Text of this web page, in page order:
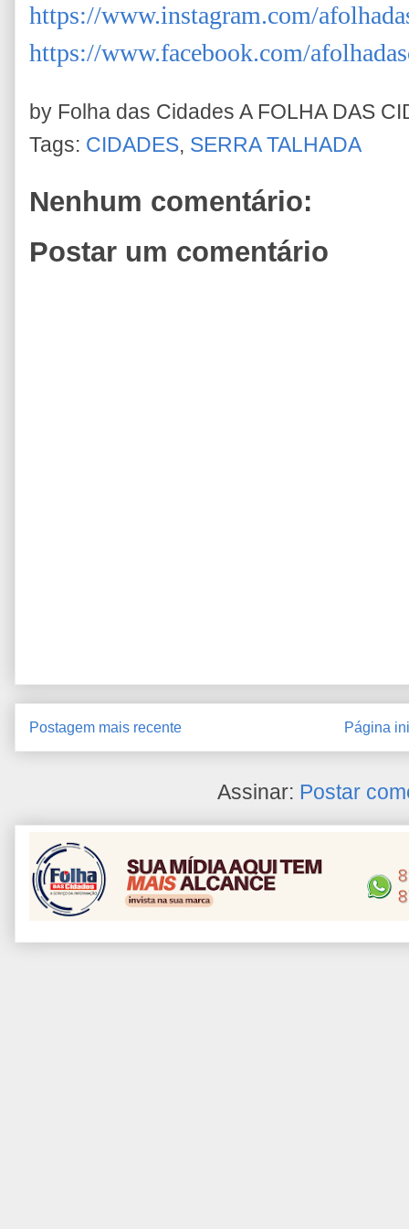
https://www.instagram.com/
https://www.facebook.com/
by Folha das Cidades A FOLHA DAS
Tags: CIDADES, SERRA TALHADA
Nenhum comentário:
Postar um comentário
Postagem mais recente Página
Assinar: Postar